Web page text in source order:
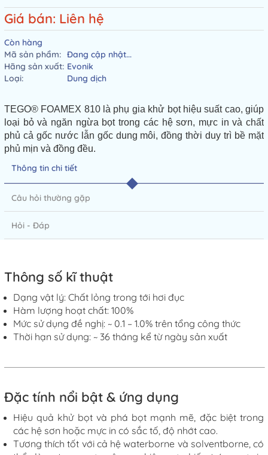
Giá bán: Liên hệ
Còn hàng
Mã sản phẩm: Đang cập nhật...
Hãng sản xuất: Evonik
Loại:
Dung dịch
TEGO® FOAMEX 810 là phụ gia khử bọt hiệu suất cao, giúp
loại bỏ và ngăn ngừa bọt trong các hệ sơn, mực in và chất
phủ cả gốc nước lẫn gốc dung môi, đồng thời duy trì bề mặt
phủ mịn và đồng đều.
Thông tin chi tiết
Câu hỏi thường gặp
Hỏi - Đáp
Thông số kĩ thuật
Dạng vật lý: Chất lỏng trong tới hơi đục
Hàm lượng hoạt chất: 100%
Mức sử dụng đề nghị: ~ 0.1 – 1.0% trên tổng công thức
Thời hạn sử dụng: ~ 36 tháng kể từ ngày sản xuất
Đặc tính nổi bật & ứng dụng
Hiệu quả khử bọt và phá bọt mạnh mẽ, đặc biệt trong
các hệ sơn hoặc mực in có sắc tố, độ nhớt cao.
Tương thích tốt với cả hệ waterborne và solventborne, có